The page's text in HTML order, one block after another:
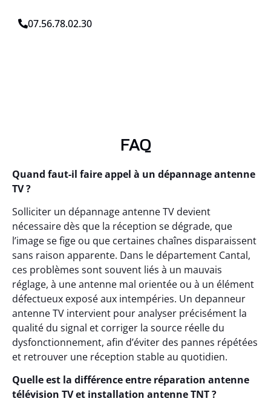
07.56.78.02.30
FAQ
Quand faut-il faire appel à un dépannage antenne
TV ?
Solliciter un dépannage antenne TV devient
nécessaire dès que la réception se dégrade, que
l’image se fige ou que certaines chaînes disparaissent
sans raison apparente. Dans le département Cantal,
ces problèmes sont souvent liés à un mauvais
réglage, à une antenne mal orientée ou à un élément
défectueux exposé aux intempéries. Un depanneur
antenne TV intervient pour analyser précisément la
qualité du signal et corriger la source réelle du
dysfonctionnement, afin d’éviter des pannes répétées
et retrouver une réception stable au quotidien.
Quelle est la différence entre réparation antenne
télévision TV et installation antenne TNT ?